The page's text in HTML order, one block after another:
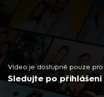
Video je dostupné pouze
Sledujte po přihlášení